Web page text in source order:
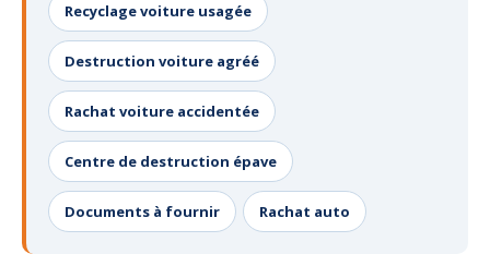
Recyclage voiture usagée
Destruction voiture agréé
Rachat voiture accidentée
Centre de destruction épave
Documents à fournir Rachat auto